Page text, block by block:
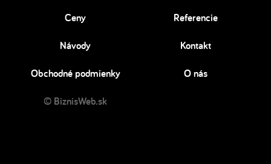
Ceny Referencie
Návody Kontakt
Obchodné podmienky O nás
© BiznisWeb.sk